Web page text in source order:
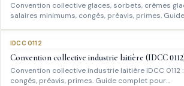
Convention collective glaces, sorbets, crèmes
salaires minimums, congés, préavis, primes.
IDCC 0112
Convention collective industrie laitière (IDCC
Convention collective industrie laitière IDCC 0112
congés, préavis, primes. Guide complet pour…